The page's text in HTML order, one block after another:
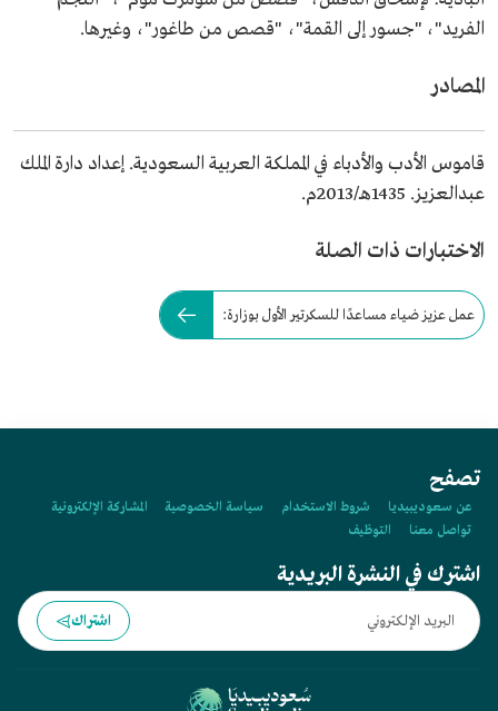
الفريد"، "جسور إلى القمة"، "قصص من طاغور"، وغيرها.
المصادر
قاموس الأدب والأدباء في المملكة العربية السعودية. إعداد دارة الملك
عبدالعزيز. 1435هـ/2013م.
الاختبارات ذات الصلة
عمل عزيز ضياء مساعدًا للسكرتير الأول بوزارة:
تصفح
عن سعوديبيديا شروط الاستخدام سياسة الخصوصية
المشاركة الإلكترونية
تواصل معنا
التوظيف
اشترك في النشرة البريدية
اشتراك